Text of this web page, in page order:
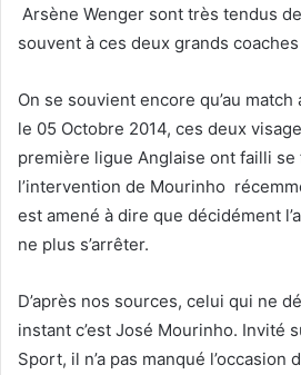
m
a
l
Arsène Wenger sont très tendus
souvent à ces deux grands coaches
On se souvient encore qu’au
le 05 Octobre 2014, ces deux
première ligue Anglaise ont failli se
l’intervention de Mourinho
est amené à dire que décidément
ne plus s’arrêter.
D’après nos sources, celui qui ne
instant c’est José Mourinho. Invité
Sport, il n’a pas manqué l’occasion